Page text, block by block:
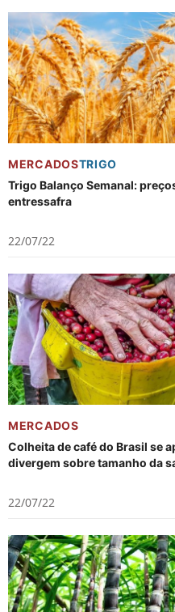
MERCADOSTRIGO
Trigo Balanço Semanal:
entressafra
22/07/22
MERCADOS
Colheita de café do Brasil se
divergem sobre tamanho da
22/07/22